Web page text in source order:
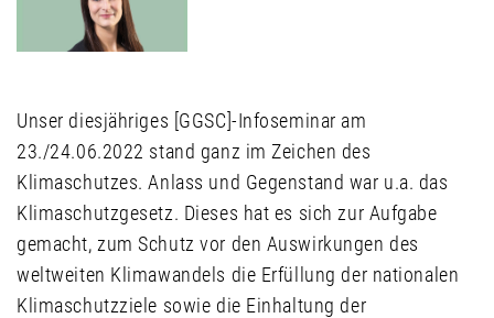
Unser diesjähriges [GGSC]-Infoseminar am
23./24.06.2022 stand ganz im Zeichen des
Klimaschutzes. Anlass und Gegenstand war u.a. das
Klimaschutzgesetz. Dieses hat es sich zur Aufgabe
gemacht, zum Schutz vor den Auswirkungen des
weltweiten Klimawandels die Erfüllung der nationalen
Klimaschutzziele sowie die Einhaltung der